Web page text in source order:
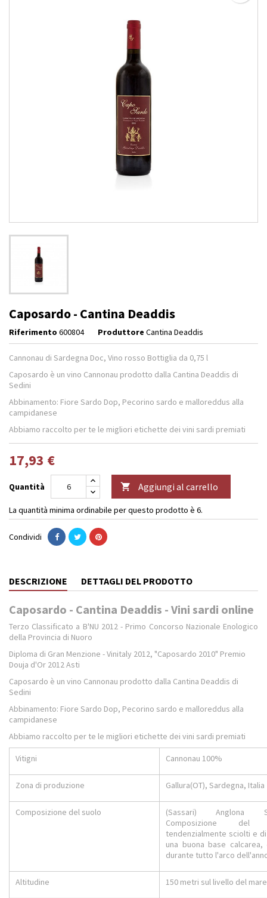
Caposardo - Cantina Deaddis
Riferimento 600804 Produttore Cantina Deaddis
Cannonau di Sardegna Doc, Vino rosso Bottiglia da 0,75 l
Caposardo è un vino Cannonau prodotto dalla Cantina Deaddis di
Sedini
Abbinamento: Fiore Sardo Dop, Pecorino sardo e malloreddus alla
campidanese
Abbiamo raccolto per te le migliori etichette dei vini sardi premiati
17,93 €
Quantità  Aggiungi al carrello
La quantità minima ordinabile per questo prodotto è 6.
Condividi
DESCRIZIONE DETTAGLI DEL PRODOTTO
Caposardo - Cantina Deaddis - Vini sardi online
Terzo Classificato a B'NU 2012 - Primo Concorso Nazionale Enologico
della Provincia di Nuoro
Diploma di Gran Menzione - Vinitaly 2012, "Caposardo 2010" Premio
Douja d'Or 2012 Asti
Caposardo è un vino Cannonau prodotto dalla Cantina Deaddis di
Sedini
Abbinamento: Fiore Sardo Dop, Pecorino sardo e malloreddus alla
campidanese
Abbiamo raccolto per te le migliori etichette dei vini sardi premiati
Vitigni Cannonau 100%
Zona di produzione Gallura(OT), Sardegna, Italia
Composizione del suolo
(Sassari) Anglona
Composizione
tendenzialmente sciolti e
una buona base
durante tutto l'arco
Altitudine 150 metri sul livello del mare